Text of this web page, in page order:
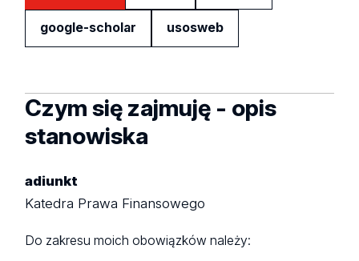
google-scholar usosweb
Czym się zajmuję - opis
stanowiska
adiunkt
Katedra Prawa Finansowego
Do zakresu moich obowiązków należy: